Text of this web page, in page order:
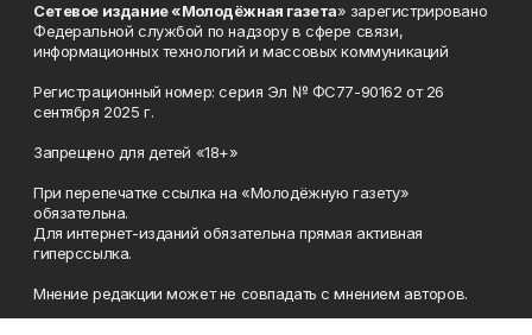
Сетевое издание «Молодёжная газета» зарегистрировано
Федеральной службой по надзору в сфере связи,
информационных технологий и массовых коммуникаций
Регистрационный номер: серия Эл № ФС77-90162 от 26
сентября 2025 г.
Запрещено для детей «18+»
При перепечатке ссылка на «Молодёжную газету»
обязательна.
Для интернет-изданий обязательна прямая активная
гиперссылка.
Мнение редакции может не совпадать с мнением авторов.